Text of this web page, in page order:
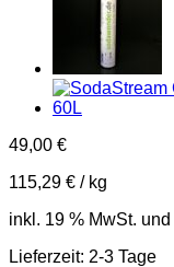
49,00 €
115,29 € / kg
inkl. 19 % MwSt. und
Lieferzeit: 2-3 Tage